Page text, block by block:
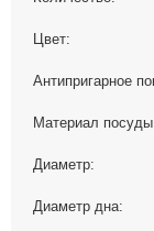
Цвет:
Антипригарное
Материал
Диаметр:
Диаметр дна: